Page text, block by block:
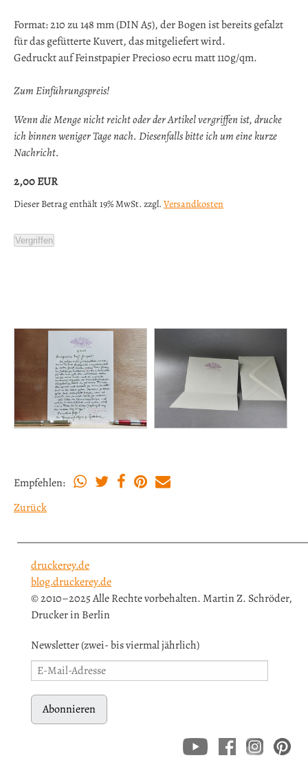
Format: 210 zu 148 mm (DIN A5), der Bogen ist bereits gefalzt
für das gefütterte Kuvert, das mitgeliefert wird.
Gedruckt auf Feinstpapier Precioso ecru matt 110g/qm.
Zum Einführungspreis!
Wenn die Menge nicht reicht oder der Artikel vergriffen ist, drucke
ich binnen weniger Tage nach. Diesenfalls bitte ich um eine kurze
Nachricht.
2,00EUR
Dieser Betrag enthält 19% MwSt. zzgl. Versandkosten
Vergriffen
Empfehlen:
Zurück
druckerey.de
blog.druckerey.de
© 2010–2025 Alle Rechte vorbehalten. Martin Z. Schröder,
Drucker in Berlin
Newsletter (zwei- bis viermal jährlich)
Abonnieren